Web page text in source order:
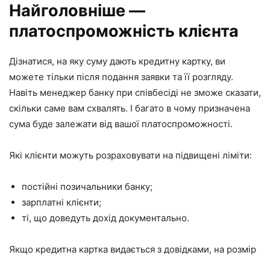
Найголовніше —
платоспроможність клієнта
Дізнатися, на яку суму дають кредитну картку, ви
можете тільки після подання заявки та її розгляду.
Навіть менеджер банку при співбесіді не зможе сказати,
скільки саме вам схвалять. І багато в чому призначена
сума буде залежати від вашої платоспроможності.
Які клієнти можуть розраховувати на підвищені ліміти:
постійні позичальники банку;
зарплатні клієнти;
ті, що доведуть дохід документально.
Якщо кредитна картка видається з довідками, на розмір